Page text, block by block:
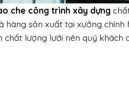
che công trình xây dựng
hàng sản xuất tại xưởng chính
lượng lưới nên quý khách